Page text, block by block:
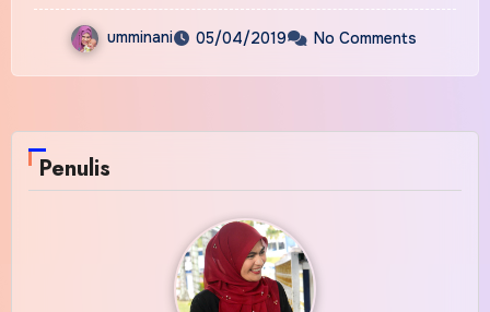
umminani 05/04/2019 No Comments
Penulis